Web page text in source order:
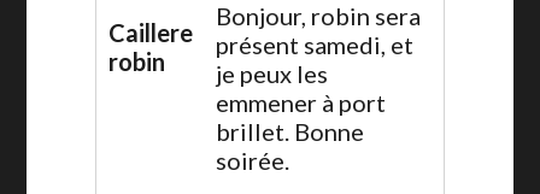
Caillere
robin
Bonjour, robin sera
présent samedi, et
je peux les
emmener à port
brillet. Bonne
soirée.